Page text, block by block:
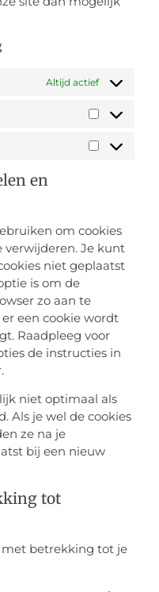
Altijd actief
en
om cookies
Je kunt
niet geplaatst
is om de
zo aan te
een cookie wordt
Raadpleeg voor
de instructies in
niet optimaal als
Als je wel de cookies
ze na je
bij een nieuw
tot
betrekking tot je